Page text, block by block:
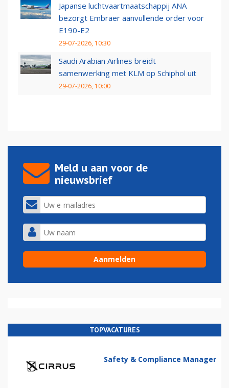
Japanse luchtvaartmaatschappij ANA
bezorgt Embraer aanvullende order voor
E190-E2
29-07-2026, 10:30
Saudi Arabian Airlines breidt
samenwerking met KLM op Schiphol uit
29-07-2026, 10:00
Meld u aan voor de
nieuwsbrief
TOPVACATURES
Safety & Compliance Manager